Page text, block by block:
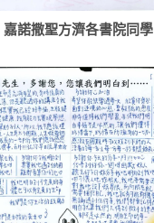
嘉諾撒聖方濟各書院同學